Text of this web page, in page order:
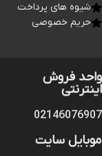
شیوه های پرداخت
حریم خصوصی
واحد فروش
اینترنتی
02146076907
موبایل سایت